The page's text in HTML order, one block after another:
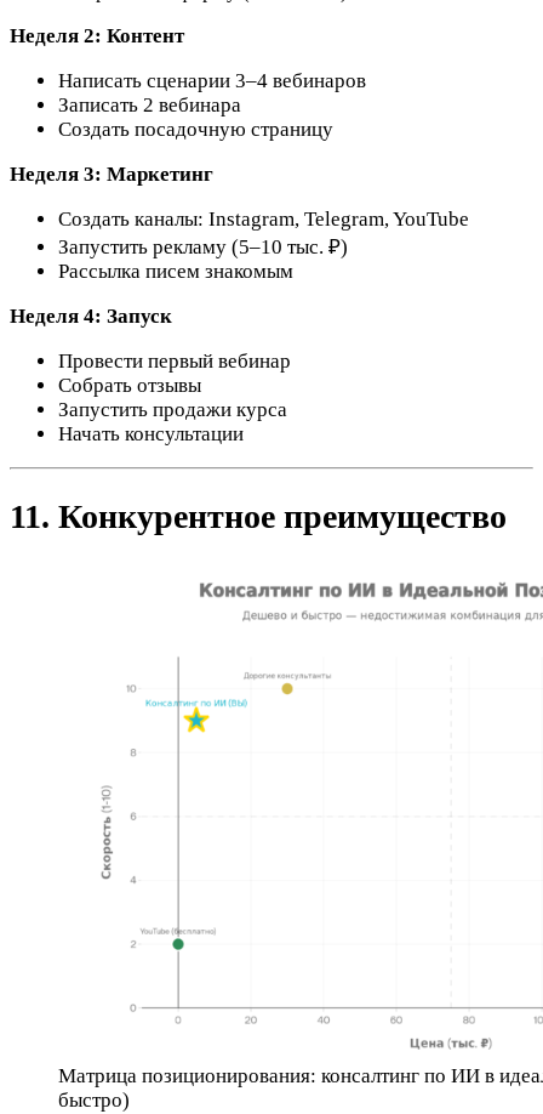
Неделя 2: Контент
Написать сценарии 3–4 вебинаров
Записать 2 вебинара
Создать посадочную страницу
Неделя 3: Маркетинг
Создать каналы: Instagram, Telegram, YouTube
Запустить рекламу (5–10 тыс. ₽)
Рассылка писем знакомым
Неделя 4: Запуск
Провести первый вебинар
Собрать отзывы
Запустить продажи курса
Начать консультации
11. Конкурентное преимущество
Матрица позиционирования: консалтинг по ИИ в
быстро)